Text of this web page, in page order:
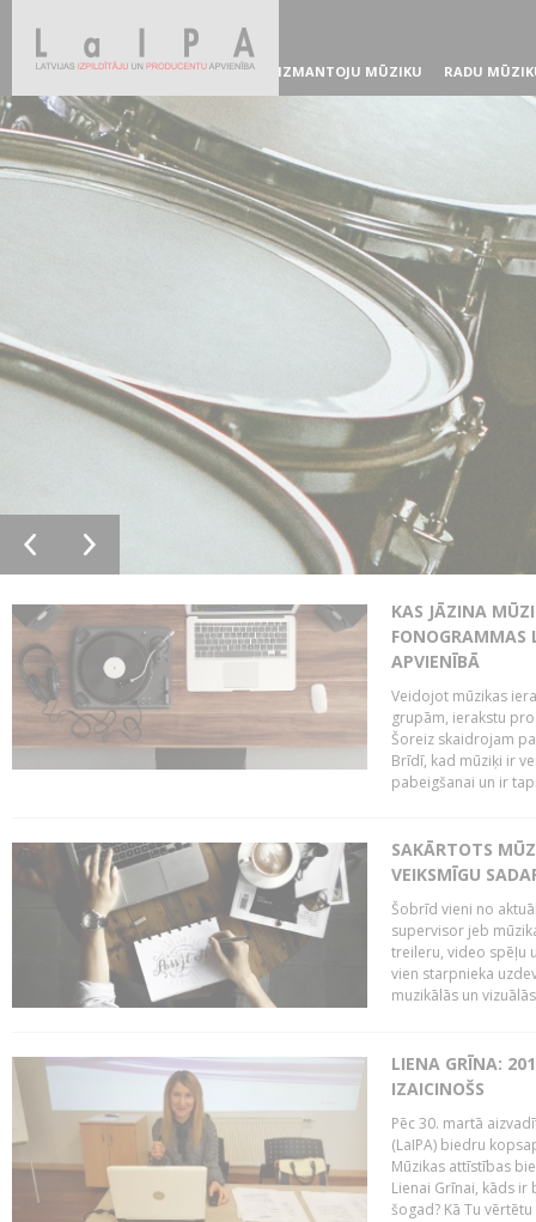
IZMANTOJU MŪZIKU RADU
KAS JĀZINA
FONOGRAMMAS
APVIENĪBĀ
Veidojot mūzikas
grupām, ierakstu
Šoreiz skaidrojam
Brīdī, kad mūziķi ir
pabeigšanai un ir
SAKĀRTOTS
VEIKSMĪGU
Šobrīd vieni no
supervisor jeb
treileru, video spēļu
vien starpnieka
muzikālās un
LIENA GRĪNA:
IZAICINOŠS
Pēc 30. martā
(LaIPA) biedru
Mūzikas attīstības
Lienai Grīnai, kāds ir
šogad? Kā Tu